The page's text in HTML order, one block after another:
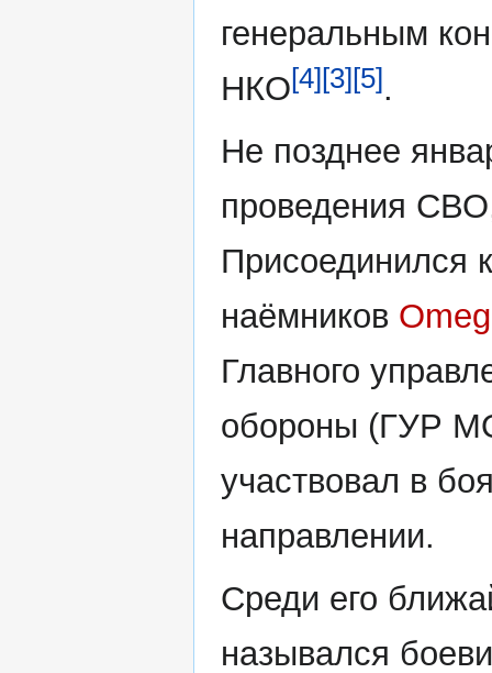
генеральным
НКО[4][3][5].
Не позднее
проведения
Присоединился
наёмников
Главного
обороны (ГУР
участвовал в
направлении.
Среди его
назывался